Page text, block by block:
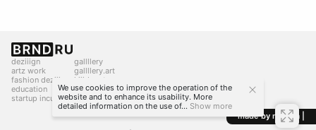
deziiign
artz work
fashion deziiign
education
startup incubator
gallllery
gallllery.art
kiiids.art
made by mediiia |
We use cookies to improve the operation of the
website and to enhance its usability. More
detailed information on the use of... Show more